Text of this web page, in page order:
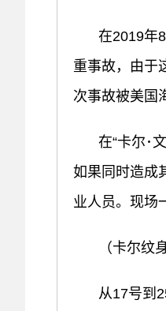
在2019年
重事故，由于
次事故被美国
在“卡尔･
如果同时造成
业人员。现场
（卡尔纹
从17号到